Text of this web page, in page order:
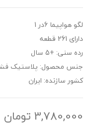
لگو هواپیما 6در 1
دارای 261 قطعه
رده سنی: +5 سال
جنس محصول: پلاستیک
کشور سازنده: ایران
3,780,000 تومان